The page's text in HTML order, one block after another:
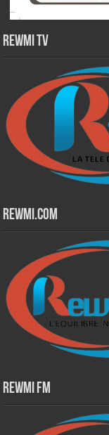
Rewmi TV
Rewmi.Com
Rewmi Fm